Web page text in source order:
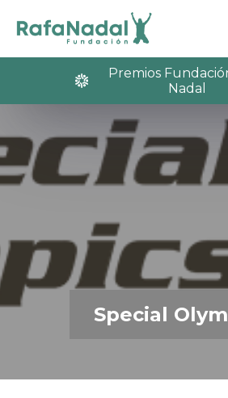
Premios
Nadal
Special